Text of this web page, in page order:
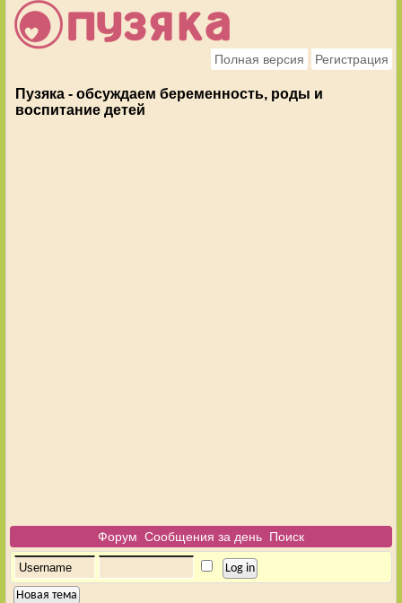
Полная версия Регистрация
Пузяка - обсуждаем беременность, роды и
воспитание детей
Форум Сообщения за день Поиск
Новая тема